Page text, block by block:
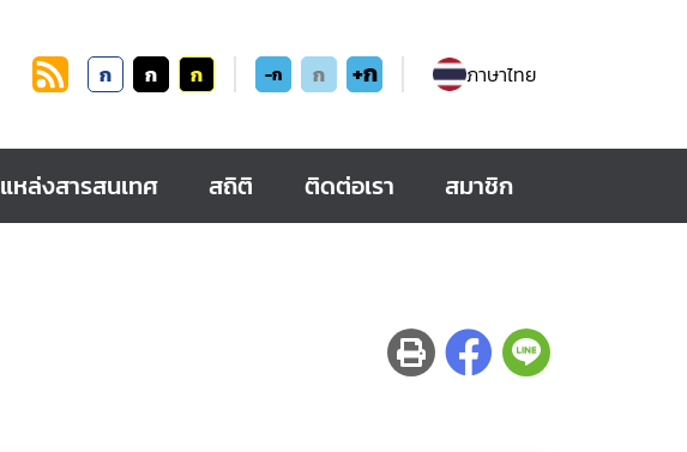
ก ก ก -ก ก +ก ภาษาไทย
แหล่งสารสนเทศ สถิติ ติดต่อเรา สมาชิก